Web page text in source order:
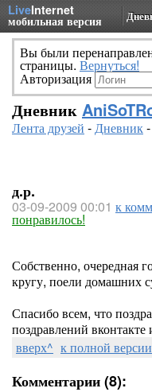
LiveInternet
мобильная версия
Вы были
страницы. Вернуться!
Авторизация
Дневник
Лента друзей -Дневник-
д.р.
03-09-2009 00:01 к
понравилось!
Собственно, очередная
кругу, поели домашних
Спасибо всем, что
поздравлений
вверх^ к полной версии
Комментарии (8):